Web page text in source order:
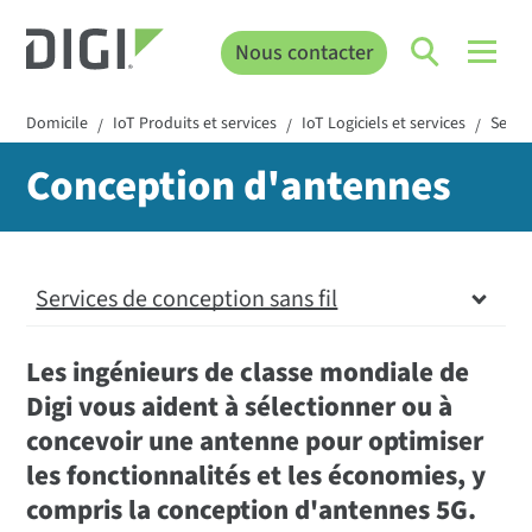
Nous contacter
Domicile / IoT Produits et services / IoT Logiciels et services /
Conception d'antennes
Les ingénieurs de classe mondiale de
Digi vous aident à sélectionner ou à
concevoir une antenne pour optimiser
les fonctionnalités et les économies, y
compris la conception d'antennes 5G.
Services de conception sans fil
Services de conception sans fil
Définition et planification
Développement et essais
Digi Remote Manager Services de mise en